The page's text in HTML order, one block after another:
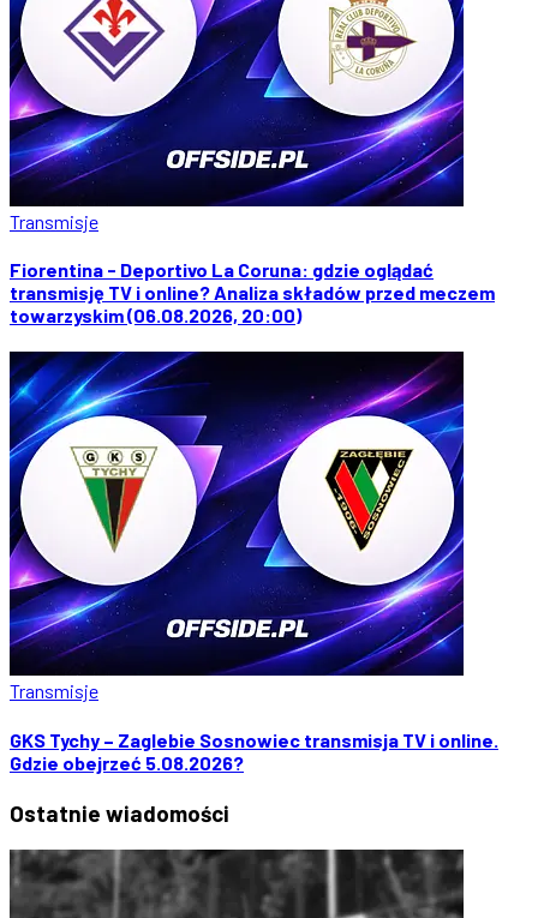
Transmisje
Fiorentina - Deportivo La Coruna: gdzie oglądać
transmisję TV i online? Analiza składów przed meczem
towarzyskim (06.08.2026, 20:00)
Transmisje
GKS Tychy – Zaglebie Sosnowiec transmisja TV i online.
Gdzie obejrzeć 5.08.2026?
Ostatnie wiadomości